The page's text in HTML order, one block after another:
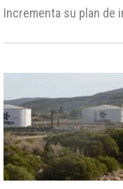
Incrementa su plan de